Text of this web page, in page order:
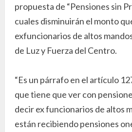
propuesta de “Pensiones sin
cuales disminuirán el monto
exfuncionarios de altos
de Luz y Fuerza del Centro.
“Es un párrafo en el artículo
que tiene que ver con
decir ex funcionarios de altos
están recibiendo pensiones